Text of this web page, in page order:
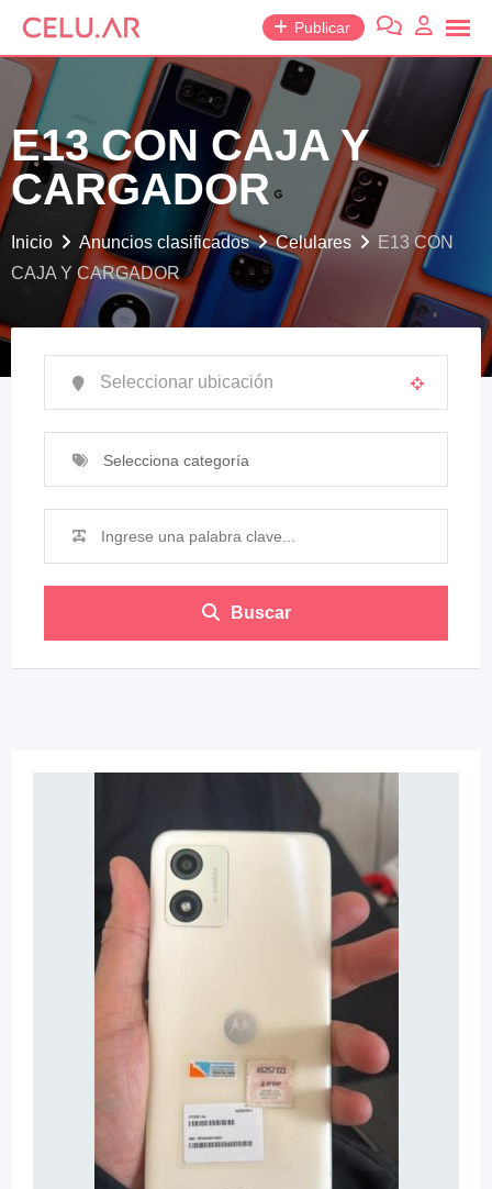
saltar
contenido
Publicar
E13 CON CAJA Y
CARGADOR
Inicio Anuncios clasificados Celulares
E13 CON
CAJA Y CARGADOR
Selecciona categoría
Buscar